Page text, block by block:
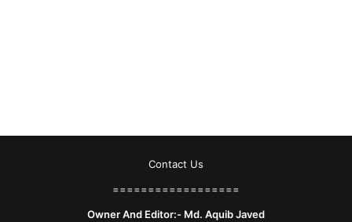
Contact Us
==================
Owner And Editor:- Md. Aquib Javed